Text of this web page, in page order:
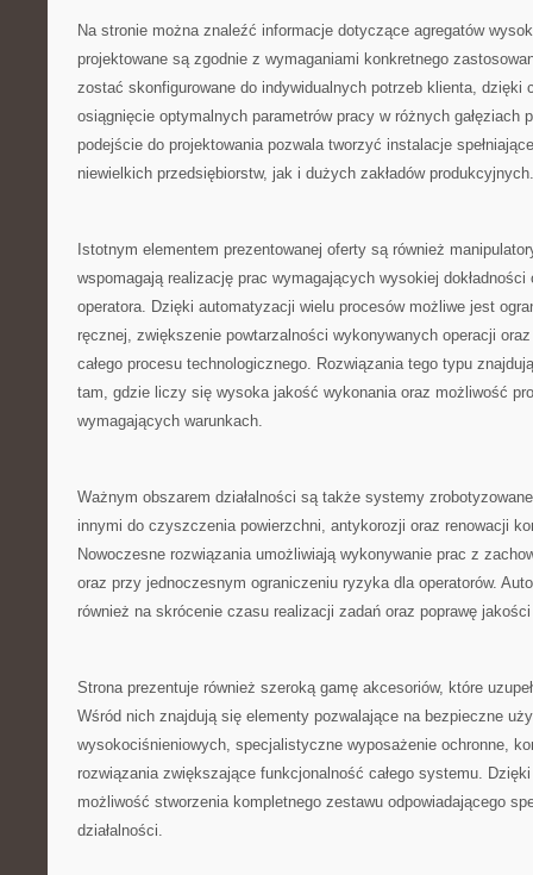
Na stronie można znaleźć informacje dotyczące agregatów
projektowane są zgodnie z wymaganiami konkretnego
zostać skonfigurowane do indywidualnych potrzeb klienta, dzięki
osiągnięcie optymalnych parametrów pracy w różnych gałęziach
podejście do projektowania pozwala tworzyć instalacje
niewielkich przedsiębiorstw, jak i dużych zakładów
Istotnym elementem prezentowanej oferty są również
wspomagają realizację prac wymagających wysokiej
operatora. Dzięki automatyzacji wielu procesów możliwe jest
ręcznej, zwiększenie powtarzalności wykonywanych operacji
całego procesu technologicznego. Rozwiązania tego typu
tam, gdzie liczy się wysoka jakość wykonania oraz możliwość
wymagających warunkach.
Ważnym obszarem działalności są także systemy
innymi do czyszczenia powierzchni, antykorozji oraz renowacji
Nowoczesne rozwiązania umożliwiają wykonywanie prac z
oraz przy jednoczesnym ograniczeniu ryzyka dla operatorów.
również na skrócenie czasu realizacji zadań oraz poprawę
Strona prezentuje również szeroką gamę akcesoriów, które
Wśród nich znajdują się elementy pozwalające na bezpieczne
wysokociśnieniowych, specjalistyczne wyposażenie ochronne,
rozwiązania zwiększające funkcjonalność całego systemu.
możliwość stworzenia kompletnego zestawu odpowiadającego
działalności.